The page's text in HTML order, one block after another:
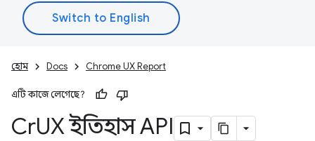
হোম Docs Chrome UX Report
এটি কাজে লেগেছে?
CrUX ইতিহাস API